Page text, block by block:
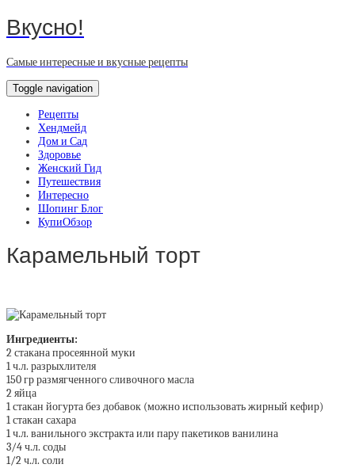
Вкусно!
Самые интересные и вкусные рецепты
Toggle navigation
Рецепты
Хендмейд
Дом и Сад
Здоровье
Женский Гид
Путешествия
Интересно
Шопинг Блог
КупиОбзор
Карамельный торт
Ингредиенты:
2 стакана просеянной муки
1 ч.л. разрыхлителя
150 гр размягченного сливочного масла
2 яйца
1 стакан йогурта без добавок (можно использовать жирный кефир)
1 стакан сахара
1 ч.л. ванильного экстракта или пару пакетиков ванилина
3/4 ч.л. соды
1/2 ч.л. соли